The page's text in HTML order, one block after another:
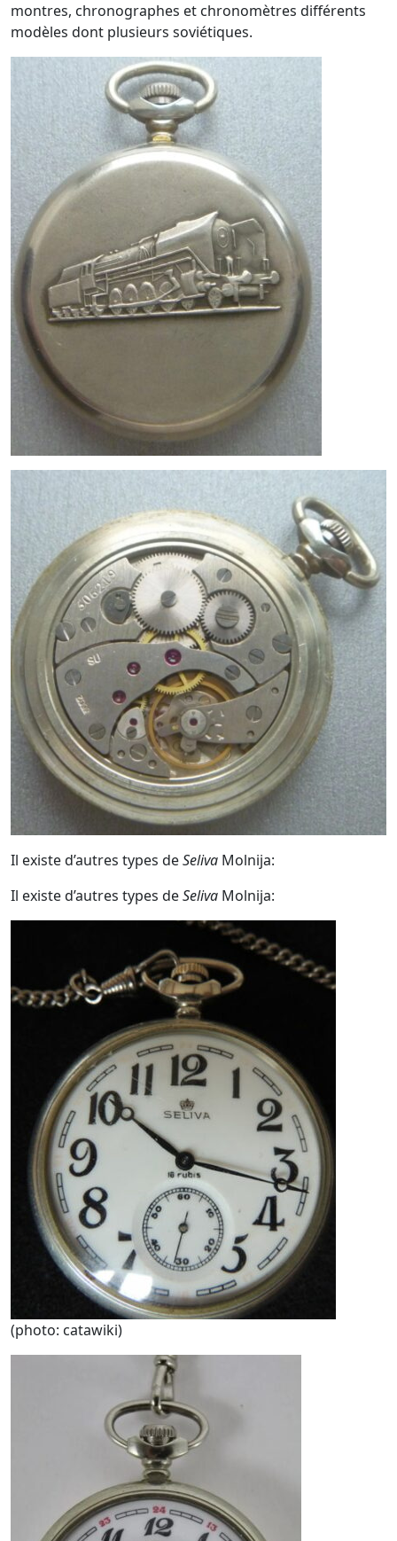
montres, chronographes et chronomètres différents
modèles dont plusieurs soviétiques.
Il existe d’autres types deSeliva Molnija:
Il existe d’autres types deSeliva Molnija:
(photo: catawiki)